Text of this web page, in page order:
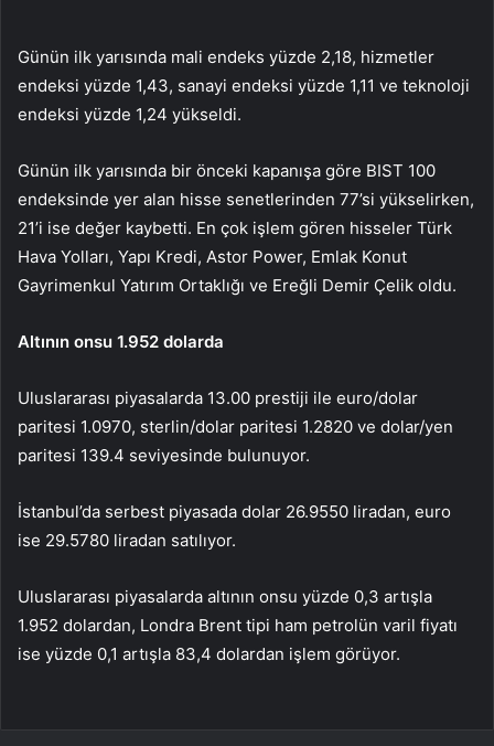
Günün ilk yarısında mali endeks yüzde 2,18, hizmetler
endeksi yüzde 1,43, sanayi endeksi yüzde 1,11 ve teknoloji
endeksi yüzde 1,24 yükseldi.
Günün ilk yarısında bir önceki kapanışa göre BIST 100
endeksinde yer alan hisse senetlerinden 77’si yükselirken,
21’i ise değer kaybetti. En çok işlem gören hisseler Türk
Hava Yolları, Yapı Kredi, Astor Power, Emlak Konut
Gayrimenkul Yatırım Ortaklığı ve Ereğli Demir Çelik oldu.
Altının onsu 1.952 dolarda
Uluslararası piyasalarda 13.00 prestiji ile euro/dolar
paritesi 1.0970, sterlin/dolar paritesi 1.2820 ve dolar/yen
paritesi 139.4 seviyesinde bulunuyor.
İstanbul’da serbest piyasada dolar 26.9550 liradan, euro
ise 29.5780 liradan satılıyor.
Uluslararası piyasalarda altının onsu yüzde 0,3 artışla
1.952 dolardan, Londra Brent tipi ham petrolün varil fiyatı
ise yüzde 0,1 artışla 83,4 dolardan işlem görüyor.